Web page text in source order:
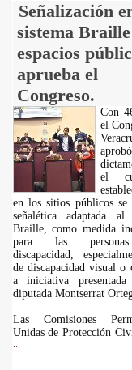
Señalización
sistema
espacios
aprueba el
Congreso.
Con
el
el
en los sitios públicos se
señalética adaptada al
Braille, como medida
para las
discapacidad,
de discapacidad visual o
a iniciativa
diputada Montserrat
Las Comisiones
Unidas de Protección